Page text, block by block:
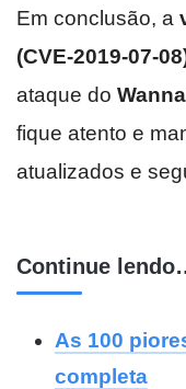
Em conclusão, a
(CVE-2019-07-
ataque do
fique atento e
atualizados e
Continue
As 100
completa